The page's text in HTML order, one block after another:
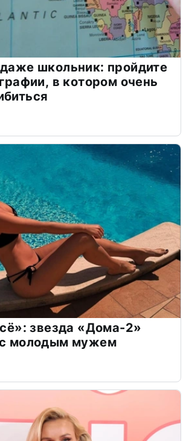
школьник: пройдите
в котором очень
звезда «Дома-2»
с молодым мужем